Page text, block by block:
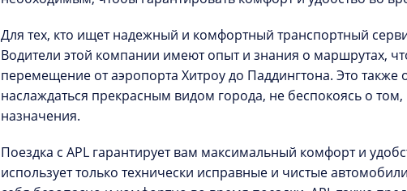
Для тех, кто ищет надежный и комфортный транспортный
Водители этой компании имеют опыт и знания о маршрутах,
перемещение от аэропорта Хитроу до Паддингтона. Это также
наслаждаться прекрасным видом города, не беспокоясь о том,
назначения.
Поездка с APL гарантирует вам максимальный комфорт и
использует только технически исправные и чистые